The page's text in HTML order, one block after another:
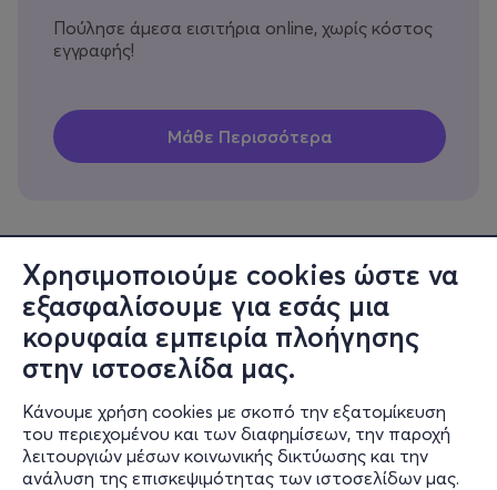
Χρησιμοποιούμε cookies ώστε να
εξασφαλίσουμε για εσάς μια
κορυφαία εμπειρία πλοήγησης
στην ιστοσελίδα μας.
Κάνουμε χρήση cookies με σκοπό την εξατομίκευση
του περιεχομένου και των διαφημίσεων, την παροχή
λειτουργιών μέσων κοινωνικής δικτύωσης και την
ανάλυση της επισκεψιμότητας των ιστοσελίδων μας.
Πούλησε άμεσα εισιτήρια online, χωρίς κόστος
εγγραφής!
Πληροφορίες
Υποστήριξη
Stay Connected